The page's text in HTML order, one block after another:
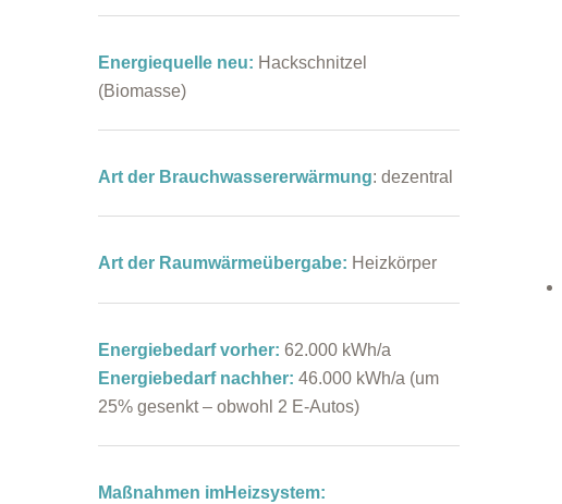
Energiequelle neu: Hackschnitzel
(Biomasse)
Art der Brauchwassererwärmung: dezentral
Art der Raumwärmeübergabe: Heizkörper
Energiebedarf vorher: 62.000 kWh/a
Energiebedarf nachher: 46.000 kWh/a (um
25% gesenkt – obwohl 2 E-Autos)
Maßnahmen imHeizsystem: